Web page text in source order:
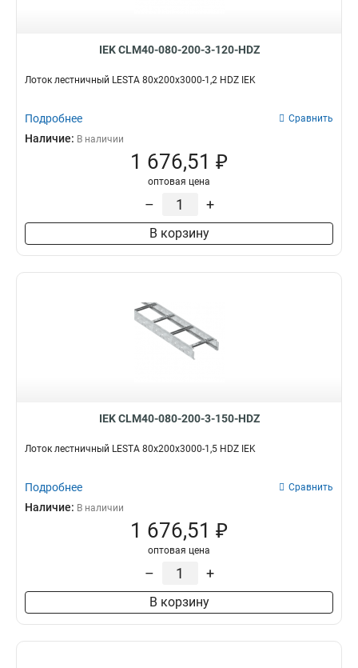
IEK CLM40-080-200-3-120-HDZ
Лоток лестничный LESTA 80х200х3000-1,2 HDZ IEK
Подробнее Сравнить
Наличие: В наличии
1 676,51 ₽
оптовая цена
– +
В корзину
IEK CLM40-080-200-3-150-HDZ
Лоток лестничный LESTA 80х200х3000-1,5 HDZ IEK
Подробнее Сравнить
Наличие: В наличии
1 676,51 ₽
оптовая цена
– +
В корзину